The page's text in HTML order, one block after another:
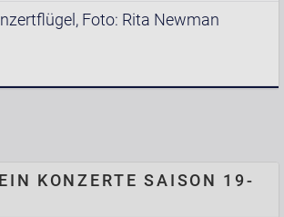
Foto: Rita Newman
KONZERTE SAISON 19-